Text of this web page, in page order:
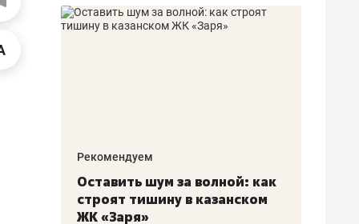
Рекомендуем
Оставить шум за волной: как
строят тишину в казанском
ЖК «Заря»